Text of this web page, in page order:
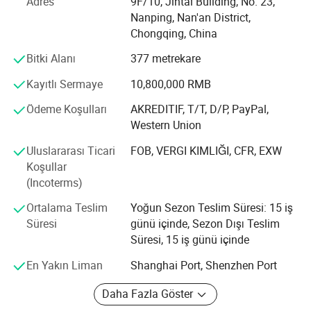
edilmiş ve ürünlerimizi ithal ve ihraç hakkı elde etmiş olsa
da, ürünlerimizin yüksek kalitesini sağlamak için üretimini
ISO, ASTM D, IP standartlarına uygun olarak
gerçekleştiriyoruz. GB vb. birçok ülkede ve bölgede
Güneydoğu Asya, Orta Doğu, Avrupa, Kuzey ve Güney
Amerika vb. bölgeleri ile uluslararası pazarda güçlü bir
avantaj ve itibar kazanmıştır.
Istikrarlı ve sürekli gelişim için "önce Dürüstlük ve Kalite" iş
fikrine dayandık. Karşılıklılık temelinde hem yurt içinden
hem de yurt dışından müşterilerle birlikte gelişmek için
çaba gösteriyoruz. Müşteri, kalite ve hizmet bizim en iyi
hedefimizdir!
Nanping, Nan'an District,
Chongqing, China
Bitki Alanı
377 metrekare
Kayıtlı Sermaye
10,800,000 RMB
Ödeme Koşulları
AKREDITIF, T/T, D/P, PayPal,
Western Union
Uluslararası Ticari
Koşullar
(Incoterms)
FOB, VERGI KIMLIĞI, CFR, EXW
Ortalama Teslim
Süresi
Yoğun Sezon Teslim Süresi: 15 iş
günü içinde, Sezon Dışı Teslim
Süresi, 15 iş günü içinde
En Yakın Liman
Shanghai Port, Shenzhen Port
Daha Fazla Göster